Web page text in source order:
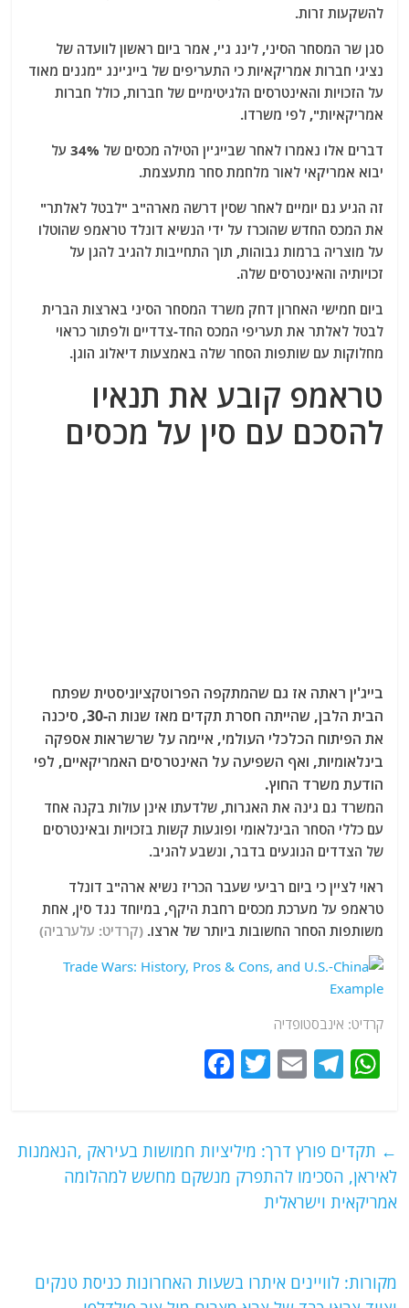
להשקעות זרות.
סגן שר המסחר הסיני, לינג ג'י, אמר ביום ראשון לוועדה של
נציגי חברות אמריקאיות כי התעריפים של בייג'ינג "מגנים מאוד
על הזכויות והאינטרסים הלגיטימיים של חברות, כולל חברות
אמריקאיות", לפי משרדו.
דברים אלו נאמרו לאחר שבייג'ין הטילה מכסים של 34% על
יבוא אמריקאי לאור מלחמת סחר מתעצמת.
זה הגיע גם יומיים לאחר שסין דרשה מארה"ב "לבטל לאלתר"
את המכס החדש שהוכרז על ידי הנשיא דונלד טראמפ שהוטלו
על מוצריה ברמות גבוהות, תוך התחייבות להגיב להגן על
זכויותיה והאינטרסים שלה.
ביום חמישי האחרון דחק משרד המסחר הסיני בארצות הברית
לבטל לאלתר את תעריפי המכס החד-צדדיים ולפתור כראוי
מחלוקות עם שותפות הסחר שלה באמצעות דיאלוג הוגן.
טראמפ קובע את תנאיו
להסכם עם סין על מכסים
בייג'ין ראתה אז גם שהמתקפה הפרוטקציוניסטית שפתח
הבית הלבן, שהייתה חסרת תקדים מאז שנות ה-30, סיכנה
את הפיתוח הכלכלי העולמי, איימה על שרשראות אספקה ​​
בינלאומיות, ואף השפיעה על האינטרסים האמריקאיים, לפי
הודעת משרד החוץ.
המשרד גם גינה את האגרות, שלדעתו אינן עולות בקנה אחד
עם כללי הסחר הבינלאומי ופוגעות קשות בזכויות ובאינטרסים
של הצדדים הנוגעים בדבר, ונשבע להגיב.
ראוי לציין כי ביום רביעי שעבר הכריז נשיא ארה"ב דונלד
טראמפ על מערכת מכסים רחבת היקף, במיוחד נגד סין, אחת
משותפות הסחר החשובות ביותר של ארצו.(קרדיט: עלערביה)
קרדיט: אינבסטופדיה
W
s
A
p
T
g
ra
m
E
l
T
er
e
b
k
← תקדים פורץ דרך: מיליציות חמושות בעיראק ,הנאמנות
לאיראן, הסכימו להתפרק מנשקם מחשש למהלומה
אמריקאית וישראלית
מקורות: לוויינים איתרו בשעות האחרונות כניסת טנקים